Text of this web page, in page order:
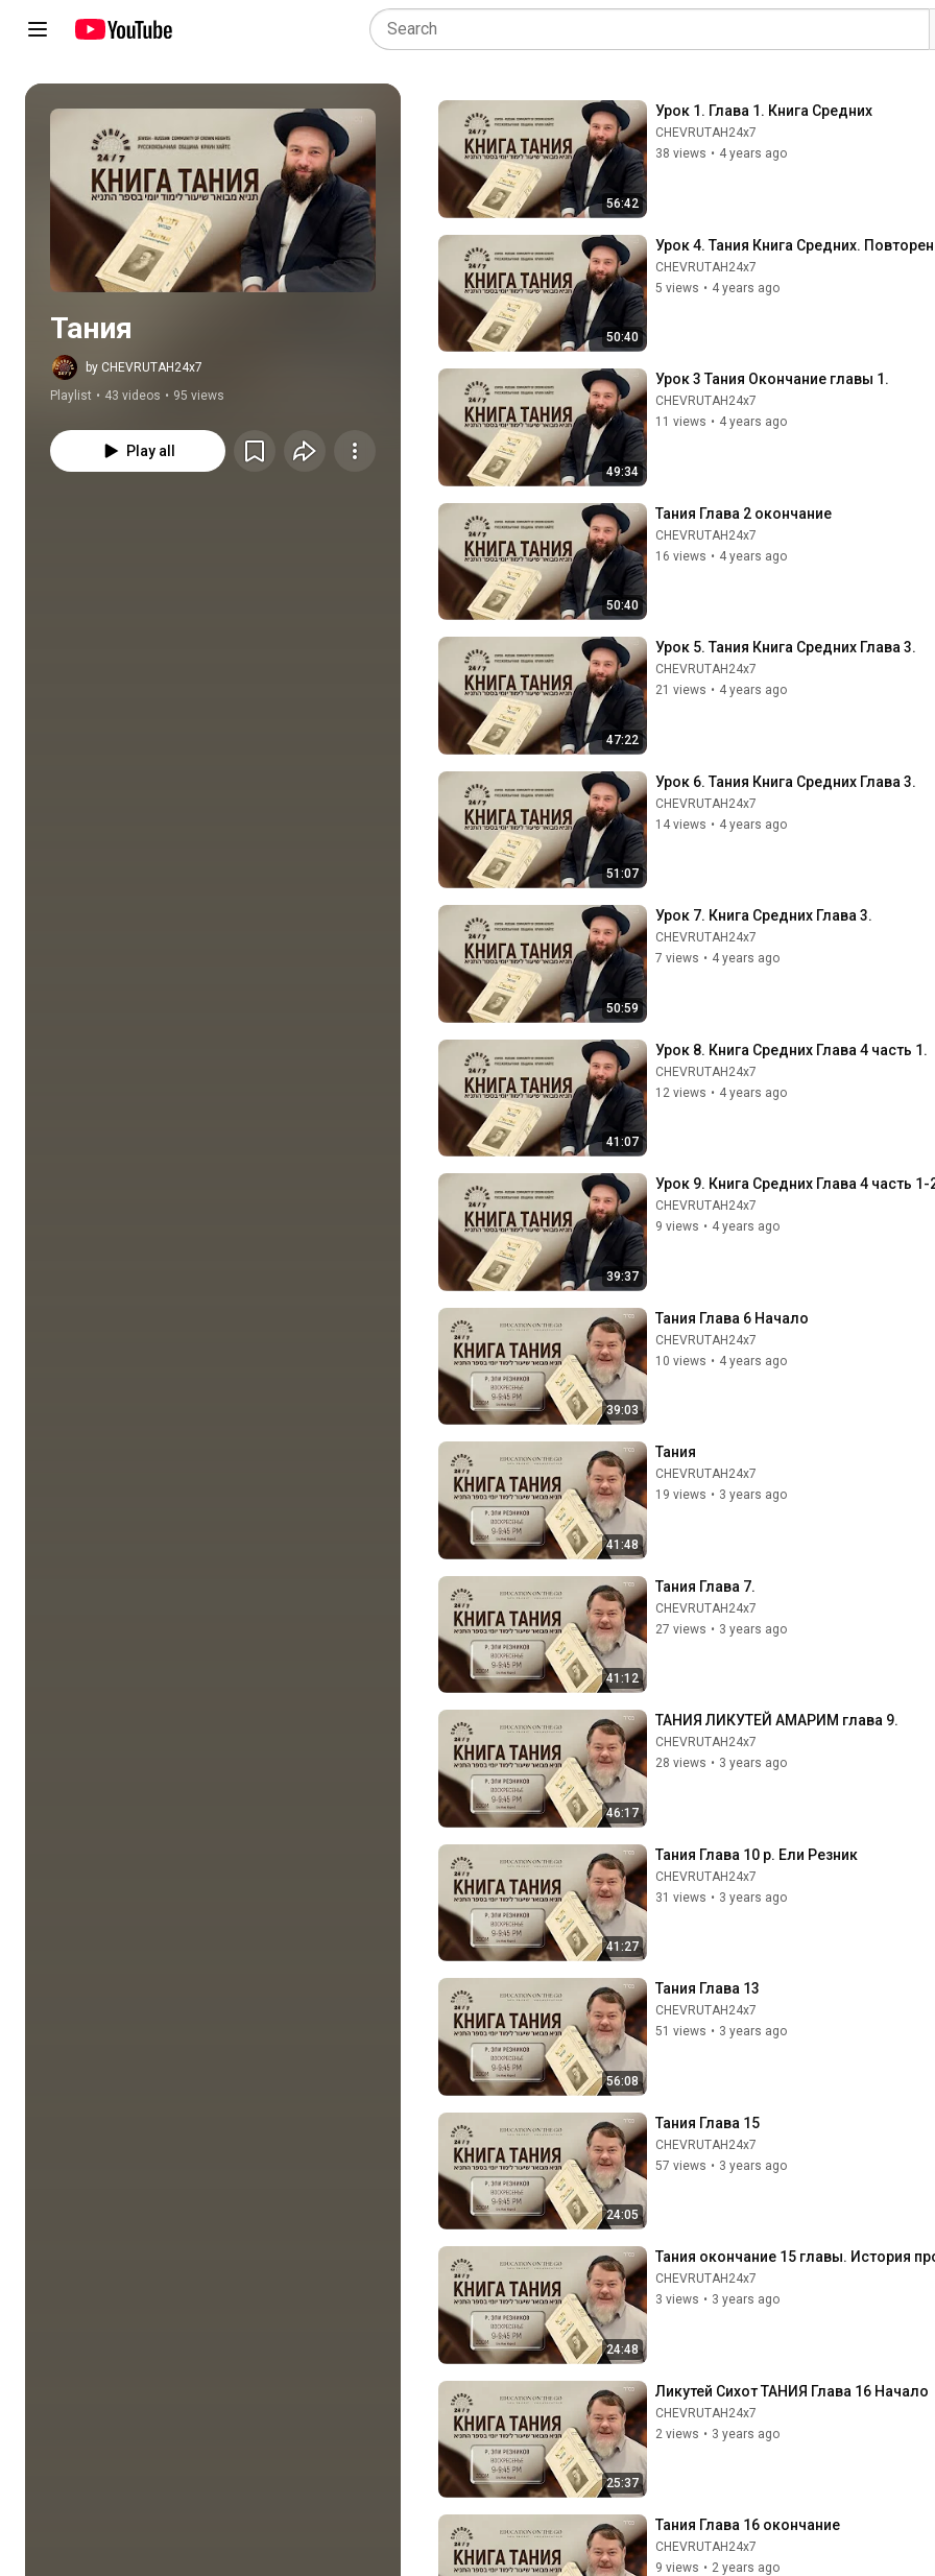
Play all
Тания
by CHEVRUTAH24x7
Playlist • 43 videos • 95 views
Play all
56:42
Урок 1. Глава 1. Книга Средних
CHEVRUTAH24x7
38 views • 4 years ago
50:40
Урок 4. Тания Книга Средних.
CHEVRUTAH24x7
5 views • 4 years ago
49:34
Урок 3 Тания Окончание главы 1.
CHEVRUTAH24x7
11 views • 4 years ago
50:40
Тания Глава 2 окончание
CHEVRUTAH24x7
16 views • 4 years ago
47:22
Урок 5. Тания Книга Средних Глава 3.
CHEVRUTAH24x7
21 views • 4 years ago
51:07
Урок 6. Тания Книга Средних Глава 3.
CHEVRUTAH24x7
14 views • 4 years ago
50:59
Урок 7. Книга Средних Глава 3.
CHEVRUTAH24x7
7 views • 4 years ago
41:07
Урок 8. Книга Средних Глава 4 часть 1.
CHEVRUTAH24x7
12 views • 4 years ago
39:37
Урок 9. Книга Средних Глава 4 часть 1-
CHEVRUTAH24x7
9 views • 4 years ago
39:03
Тания Глава 6 Начало
CHEVRUTAH24x7
10 views • 4 years ago
41:48
Тания
CHEVRUTAH24x7
19 views • 3 years ago
41:12
Тания Глава 7.
CHEVRUTAH24x7
27 views • 3 years ago
46:17
ТАНИЯ ЛИКУТЕЙ АМАРИМ глава 9.
CHEVRUTAH24x7
28 views • 3 years ago
41:27
Тания Глава 10 р. Ели Резник
CHEVRUTAH24x7
31 views • 3 years ago
56:08
Тания Глава 13
CHEVRUTAH24x7
51 views • 3 years ago
24:05
Тания Глава 15
CHEVRUTAH24x7
57 views • 3 years ago
24:48
Тания окончание 15 главы. История
CHEVRUTAH24x7
3 views • 3 years ago
25:37
Ликутей Сихот ТАНИЯ Глава 16 Начало
CHEVRUTAH24x7
2 views • 3 years ago
Тания Глава 16 окончание
CHEVRUTAH24x7
9 views • 2 years ago